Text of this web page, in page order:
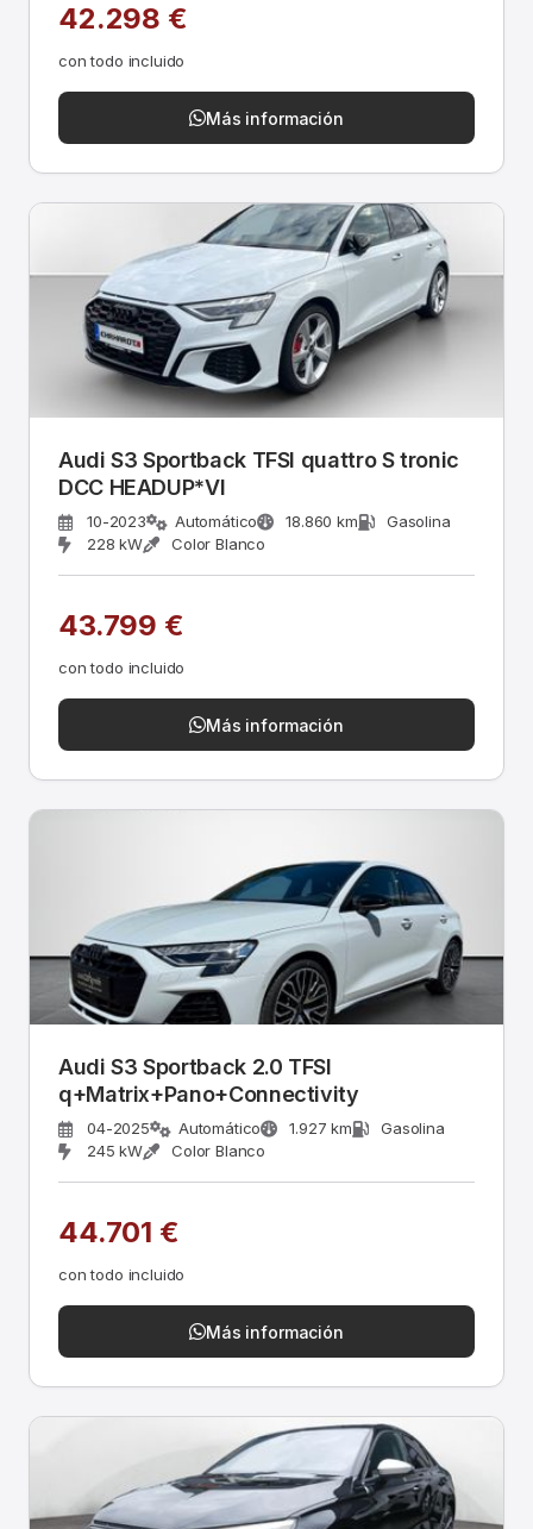
42.298 €
con todo incluido
Más información
Audi S3 Sportback TFSI quattro S tronic
DCC HEADUP*VI
10-2023 Automático 18.860 km
Gasolina
228 kW
Color Blanco
43.799 €
con todo incluido
Más información
Audi S3 Sportback 2.0 TFSI
q+Matrix+Pano+Connectivity
04-2025 Automático 1.927 km
Gasolina
245 kW
Color Blanco
44.701 €
con todo incluido
Más información